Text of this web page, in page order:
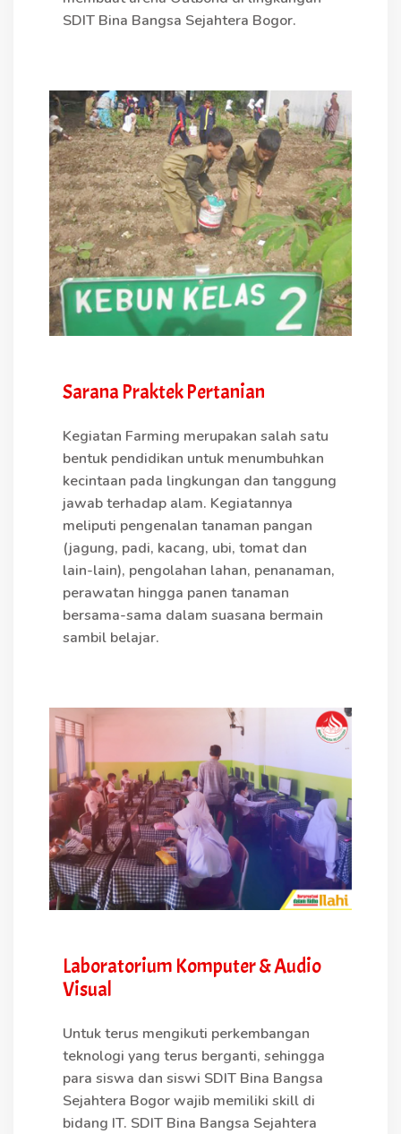
SDIT Bina Bangsa Sejahtera Bogor.
Sarana Praktek Pertanian
Kegiatan Farming merupakan salah satu
bentuk pendidikan untuk menumbuhkan
kecintaan pada lingkungan dan tanggung
jawab terhadap alam. Kegiatannya
meliputi pengenalan tanaman pangan
(jagung, padi, kacang, ubi, tomat dan
lain-lain), pengolahan lahan, penanaman,
perawatan hingga panen tanaman
bersama-sama dalam suasana bermain
sambil belajar.
Laboratorium Komputer & Audio
Visual
Untuk terus mengikuti perkembangan
teknologi yang terus berganti, sehingga
para siswa dan siswi SDIT Bina Bangsa
Sejahtera Bogor wajib memiliki skill di
bidang IT. SDIT Bina Bangsa Sejahtera